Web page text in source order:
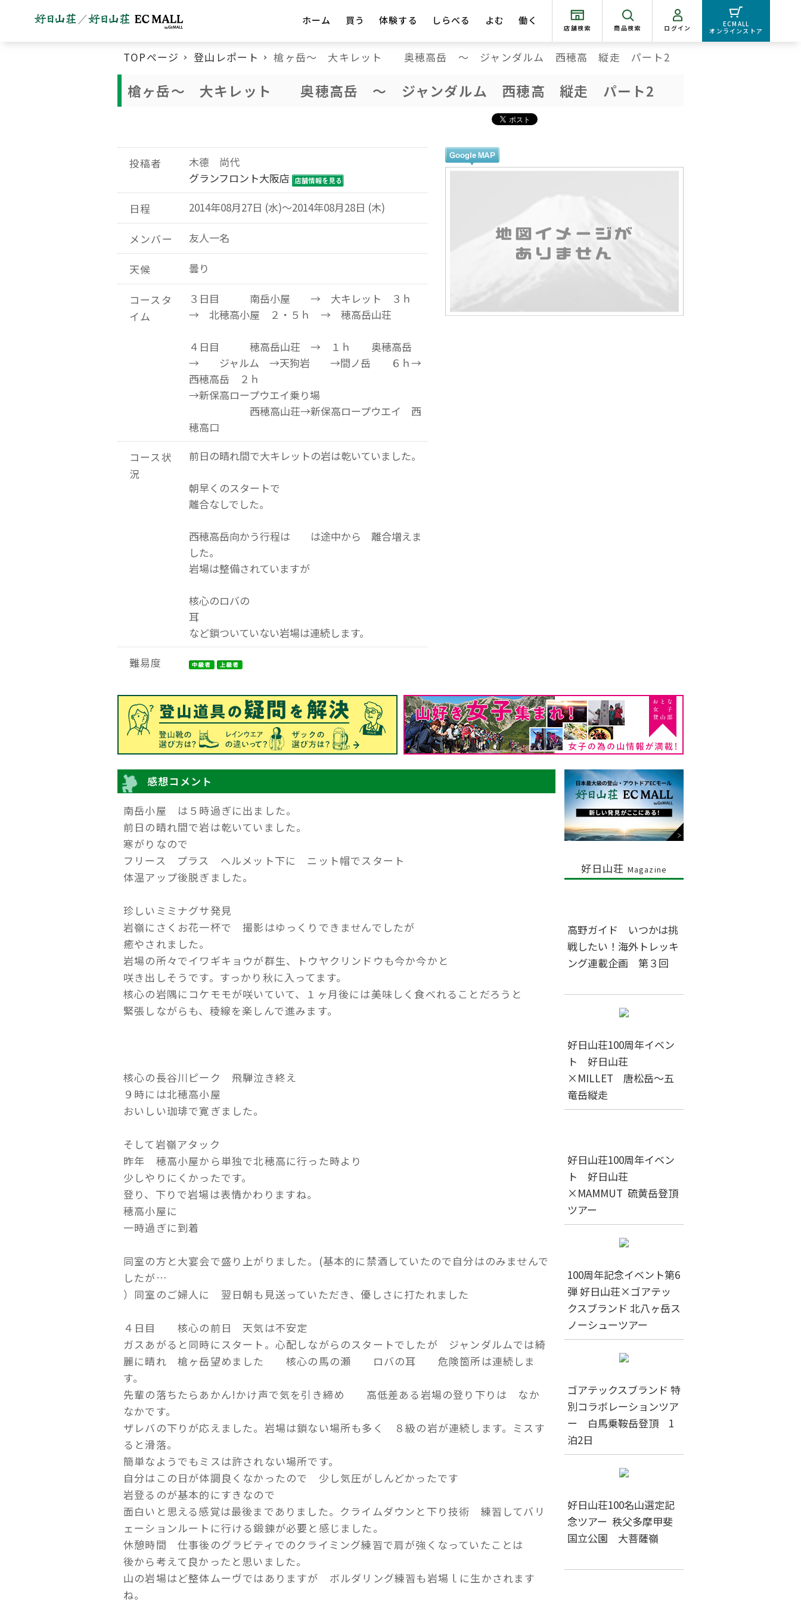
ホーム 買う 体験する しらべる よむ 働く
店舗検索 商品検索 ログイン
ECMALL
オンラインストア
TOPページ 登山レポート 槍ヶ岳～ 大キレット 奥穂高岳 ～ ジャンダルム 西穂高 縦走 パート2
槍ヶ岳～ 大キレット 奥穂高岳 ～ ジャンダルム 西穂高 縦走 パート2
投稿者
木德 尚代
グランフロント大阪店
日程 2014年08月27日 (水)～2014年08月28日 (木)
メンバー 友人一名
天候 曇り
コースタ
イム
３日目 南岳小屋 → 大キレット ３ｈ
→ 北穂高小屋 ２・５ｈ → 穂高岳山荘
４日目 穂高岳山荘 → １ｈ 奥穂高岳
→ ジャルム →天狗岩 →間ノ岳 ６ｈ→
西穂高岳 ２ｈ
→新保高ロープウエイ乗り場
西穂高山荘→新保高ロープウエイ 西
穂高口
コース状
況
前日の晴れ間で大キレットの岩は乾いていました。
朝早くのスタートで
離合なしでした。
西穂高岳向かう行程は は途中から 離合増えま
した。
岩場は整備されていますが
核心のロバの
耳
など鎖ついていない岩場は連続します。
難易度
感想コメント
南岳小屋 は５時過ぎに出ました。
前日の晴れ間で岩は乾いていました。
寒がりなので
フリース プラス ヘルメット下に ニット帽でスタート
体温アップ後脱ぎました。
珍しいミミナグサ発見
岩嶺にさくお花一杯で 撮影はゆっくりできませんでしたが
癒やされました。
岩場の所々でイワギキョウが群生、トウヤクリンドウも今か今かと
咲き出しそうです。すっかり秋に入ってます。
核心の岩隅にコケモモが咲いていて、１ヶ月後には美味しく食べれることだろうと
緊張しながらも、稜線を楽しんで進みます。
核心の長谷川ピーク 飛騨泣き終え
９時には北穂高小屋
おいしい珈琲で寛ぎました。
そして岩嶺アタック
昨年 穂高小屋から単独で北穂高に行った時より
少しやりにくかったです。
登り、下りで岩場は表情かわりますね。
穂高小屋に
一時過ぎに到着
同室の方と大宴会で盛り上がりました。(基本的に禁酒していたので自分はのみませんで
したが…
）同室のご婦人に 翌日朝も見送っていただき、優しさに打たれました
４日目 核心の前日 天気は不安定
ガスあがると同時にスタート。心配しながらのスタートでしたが ジャンダルムでは綺
麗に晴れ 槍ヶ岳望めました 核心の馬の瀬 ロバの耳 危険箇所は連続しま
す。
先輩の落ちたらあかん!かけ声で気を引き締め 高低差ある岩場の登り下りは なか
なかです。
ザレバの下りが応えました。岩場は鎖ない場所も多く ８級の岩が連続します。ミスす
ると滑落。
簡単なようでもミスは許されない場所です。
自分はこの日が体調良くなかったので 少し気圧がしんどかったです
岩登るのが基本的にすきなので
面白いと思える感覚は最後までありました。クライムダウンと下り技術 練習してバリ
ェーションルートに行ける鍛錬が必要と感じました。
休憩時間 仕事後のグラビティでのクライミング練習で肩が強くなっていたことは
後から考えて良かったと思いました。
山の岩場はど整体ムーヴではありますが ボルダリング練習も岩場ｌに生かされます
ね。
好日山荘 Magazine
高野ガイド いつかは挑
戦したい！海外トレッキ
ング連載企画 第３回
好日山荘100周年イベン
ト 好日山荘
×MILLET 唐松岳～五
竜岳縦走
好日山荘100周年イベン
ト 好日山荘
×MAMMUT 硫黄岳登頂
ツアー
100周年記念イベント第6
弾 好日山荘×ゴアテッ
クスブランド 北八ヶ岳ス
ノーシューツアー
ゴアテックスブランド 特
別コラボレーションツア
ー 白馬乗鞍岳登頂 1
泊2日
好日山荘100名山選定記
念ツアー 秩父多摩甲斐
国立公園 大菩薩嶺